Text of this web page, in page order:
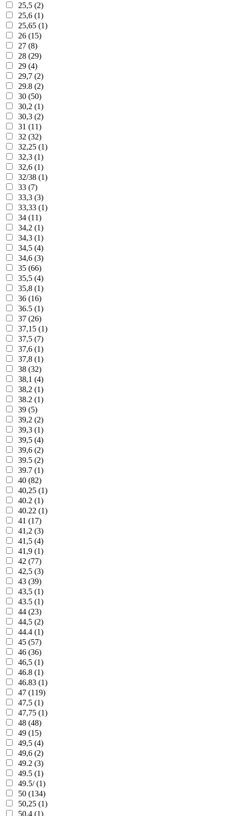
25,5 (2)
25,6 (1)
25,65 (1)
26 (15)
27 (8)
28 (29)
29 (4)
29,7 (2)
29.8 (2)
30 (50)
30,2 (1)
30,3 (2)
31 (11)
32 (32)
32,25 (1)
32,3 (1)
32,6 (1)
32/38 (1)
33 (7)
33,3 (3)
33,33 (1)
34 (11)
34,2 (1)
34,3 (1)
34,5 (4)
34,6 (3)
35 (66)
35,5 (4)
35,8 (1)
36 (16)
36.5 (1)
37 (26)
37,15 (1)
37,5 (7)
37,6 (1)
37,8 (1)
38 (32)
38,1 (4)
38,2 (1)
38.2 (1)
39 (5)
39,2 (2)
39,3 (1)
39,5 (4)
39,6 (2)
39.5 (2)
39.7 (1)
40 (82)
40,25 (1)
40.2 (1)
40.22 (1)
41 (17)
41,2 (3)
41,5 (4)
41,9 (1)
42 (77)
42,5 (3)
43 (39)
43,5 (1)
43.5 (1)
44 (23)
44,5 (2)
44.4 (1)
45 (57)
46 (36)
46,5 (1)
46.8 (1)
46.83 (1)
47 (119)
47,5 (1)
47,75 (1)
48 (48)
49 (15)
49,5 (4)
49,6 (2)
49.2 (3)
49.5 (1)
49.5/ (1)
50 (134)
50,25 (1)
50,4 (1)